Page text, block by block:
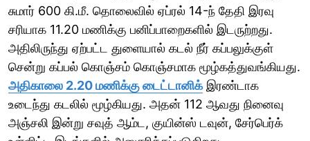
சுமார் 600 கி.மீ. தொலைவில் ஏப்ரல் 14-ந் தேதி இரவு
சரியாக 11.20 மணிக்கு பனிப்பாறைகளில் இடருற்றது.
அதிலிருந்து ஏற்பட்ட துளையால் கடல் நீர் கப்பலுக்குள்
சென்று கப்பல் கொஞ்சம் கொஞ்சமாக மூழ்கத்துவங்கியது.
அதிகாலை 2.20 மணிக்கு டைட்டானிக்இரண்டாக
உடைந்து கடலில் மூழ்கியது. அதன் 112 ஆவது நினைவு
அஞ்சலி இன்று சவுத் ஆம்ட, குயின்ஸ் டவுன், சேர்பெர்க்